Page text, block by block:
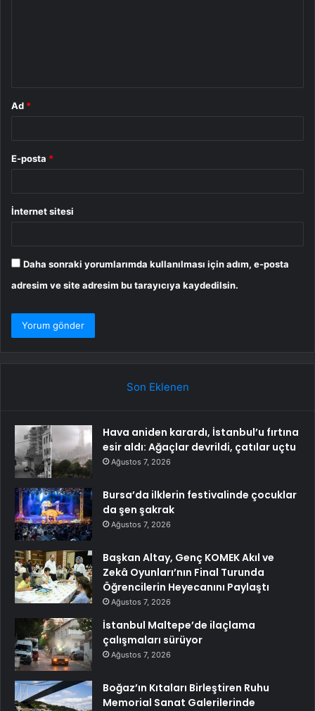
Ad *
E-posta *
İnternet sitesi
Daha sonraki yorumlarımda kullanılması için adım, e-posta
adresim ve site adresim bu tarayıcıya kaydedilsin.
Son Eklenen
Hava aniden karardı, İstanbul’u fırtına
esir aldı: Ağaçlar devrildi, çatılar uçtu
Ağustos 7, 2026
Bursa’da ilklerin festivalinde çocuklar
da şen şakrak
Ağustos 7, 2026
Başkan Altay, Genç KOMEK Akıl ve
Zekâ Oyunları’nın Final Turunda
Öğrencilerin Heyecanını Paylaştı
Ağustos 7, 2026
İstanbul Maltepe’de ilaçlama
çalışmaları sürüyor
Ağustos 7, 2026
Boğaz’ın Kıtaları Birleştiren Ruhu
Memorial Sanat Galerilerinde